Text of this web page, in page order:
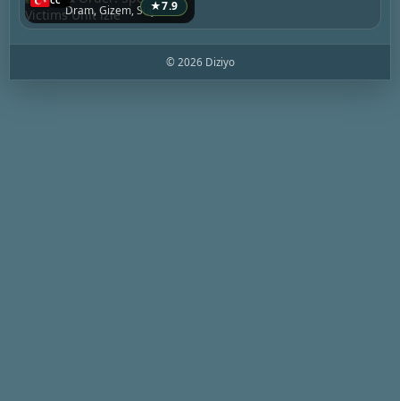
★7.9
Dram, Gizem, Suç
© 2026 Diziyo